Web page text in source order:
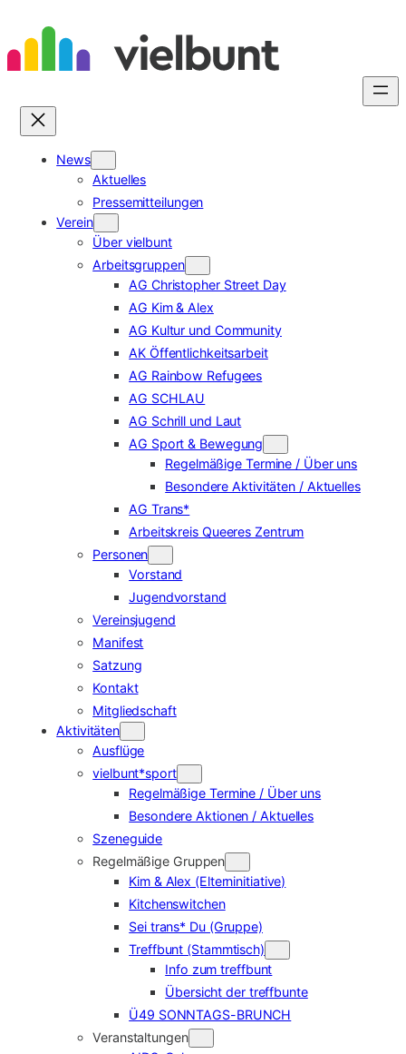
Inhalt
springen
News
Aktuelles
Pressemitteilungen
Verein
Über vielbunt
Arbeitsgruppen
AG Christopher Street Day
AG Kim & Alex
AG Kultur und Community
AK Öffentlichkeitsarbeit
AG Rainbow Refugees
AG SCHLAU
AG Schrill und Laut
AG Sport & Bewegung
Regelmäßige Termine / Über uns
Besondere Aktivitäten / Aktuelles
AG Trans*
Arbeitskreis Queeres Zentrum
Personen
Vorstand
Jugendvorstand
Vereinsjugend
Manifest
Satzung
Kontakt
Mitgliedschaft
Aktivitäten
Ausflüge
vielbunt*sport
Regelmäßige Termine / Über uns
Besondere Aktionen / Aktuelles
Szeneguide
Regelmäßige Gruppen
Kim & Alex (Elterninitiative)
Kitchenswitchen
Sei trans* Du (Gruppe)
Treffbunt (Stammtisch)
Info zum treffbunt
Übersicht der treffbunte
Ü49 SONNTAGS-BRUNCH
Veranstaltungen